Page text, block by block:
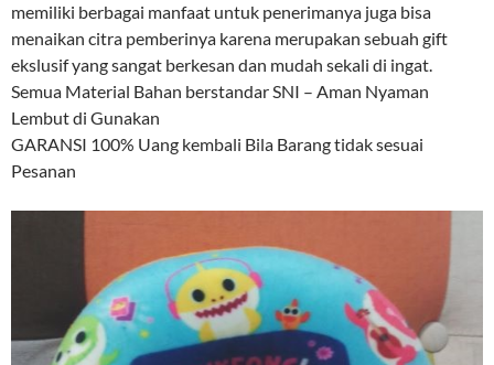
memiliki berbagai manfaat untuk penerimanya juga bisa
menaikan citra pemberinya karena merupakan sebuah gift
ekslusif yang sangat berkesan dan mudah sekali di ingat.
Semua Material Bahan berstandar SNI – Aman Nyaman
Lembut di Gunakan
GARANSI 100% Uang kembali Bila Barang tidak sesuai
Pesanan